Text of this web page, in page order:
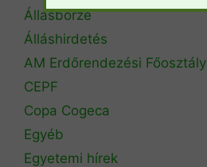
Állásbörze
Álláshirdetés
AM Erdőrendezési Főosztály
CEPF
Copa Cogeca
Egyéb
Egyetemi hírek